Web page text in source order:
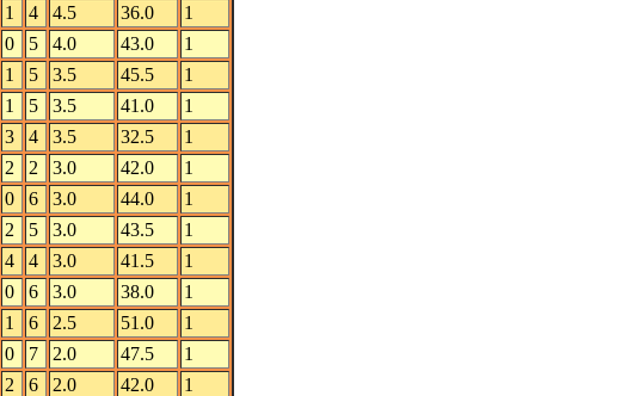
1 4 4.5 36.0
1
0 5 4.0 43.0
1
1 5 3.5 45.5
1
1 5 3.5 41.0
1
3 4 3.5 32.5
1
2 2 3.0 42.0
1
0 6 3.0 44.0
1
2 5 3.0 43.5
1
4 4 3.0 41.5
1
0 6 3.0 38.0
1
1 6 2.5 51.0
1
0 7 2.0 47.5
1
2 6 2.0 42.0
1